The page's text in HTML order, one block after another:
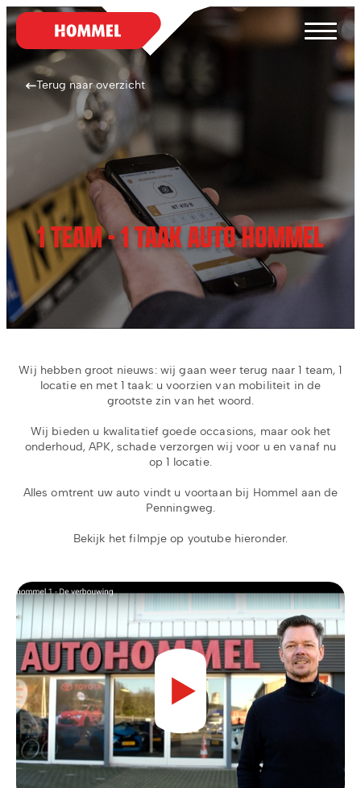
Terug naar overzicht
1 TEAM - 1 TAAK AUTO HOMMEL
Wij hebben groot nieuws: wij gaan weer terug naar 1 team, 1
locatie en met 1 taak: u voorzien van mobiliteit in de
grootste zin van het woord.
Wij bieden u kwalitatief goede occasions, maar ook het
onderhoud, APK, schade verzorgen wij voor u en vanaf nu
op 1 locatie.
Alles omtrent uw auto vindt u voortaan bij Hommel aan de
Penningweg.
Bekijk het filmpje op youtube hieronder.